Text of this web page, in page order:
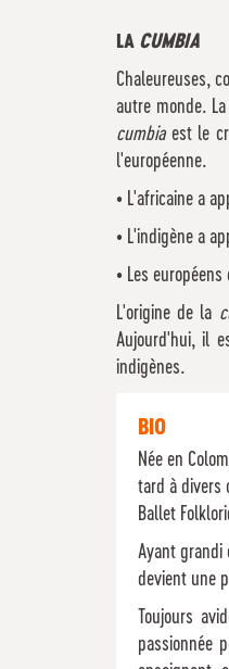
LA CUMBIA
Chaleureuses,
autre monde. La
cumbiaest le
l'européenne.
• L'africaine a
• L'indigène a
• Les
L'origine de la
Aujourd'hui, il
indigènes.
BIO
Née en
tard à divers
Ballet
Ayant grandi
devient une
Toujours
passionnée